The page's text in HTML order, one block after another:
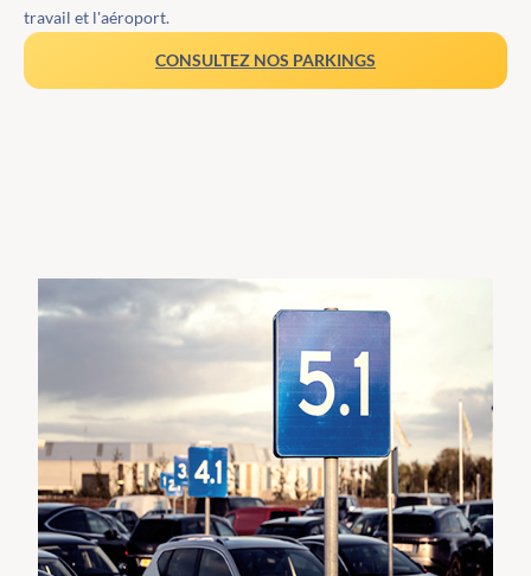
travail et l'aéroport.
CONSULTEZ NOS PARKINGS